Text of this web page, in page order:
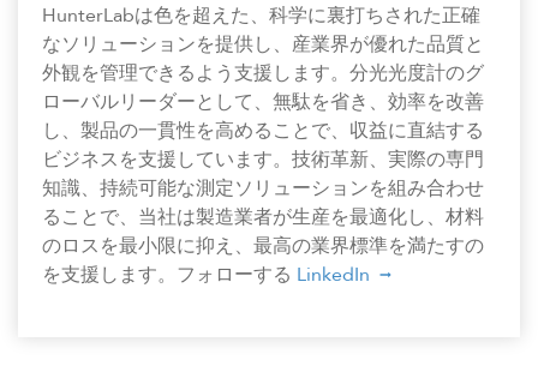
HunterLabは色を超えた、科学に裏打ちされた正確
なソリューションを提供し、産業界が優れた品質と
外観を管理できるよう支援します。分光光度計のグ
ローバルリーダーとして、無駄を省き、効率を改善
し、製品の一貫性を高めることで、収益に直結する
ビジネスを支援しています。技術革新、実際の専門
知識、持続可能な測定ソリューションを組み合わせ
ることで、当社は製造業者が生産を最適化し、材料
のロスを最小限に抑え、最高の業界標準を満たすの
を支援します。フォローする LinkedIn